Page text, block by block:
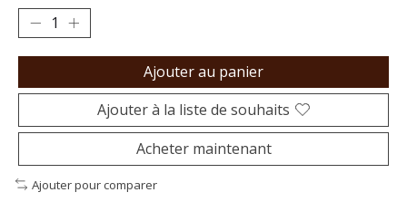
Ajouter au panier
Ajouter à la liste de souhaits
Acheter maintenant
Ajouter pour comparer